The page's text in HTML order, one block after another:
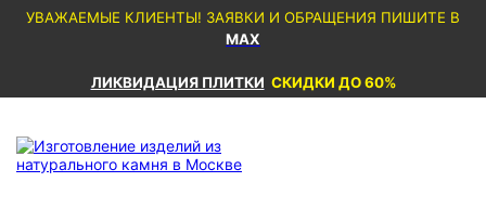
УВАЖАЕМЫЕ КЛИЕНТЫ! ЗАЯВКИ И ОБРАЩЕНИЯ ПИШИТЕ В
MAX
ЛИКВИДАЦИЯ ПЛИТКИ СКИДКИ ДО 60%